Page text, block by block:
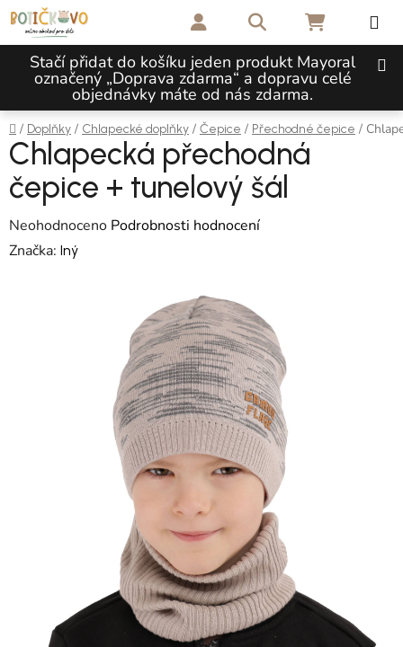
Přejít na obsah
Stačí přidat do košíku jeden produkt Mayoral
označený „Doprava zdarma“ a dopravu celé
objednávky máte od nás zdarma.
Hledat NÁKUPNÍ
Domů
/ Doplňky / Chlapecké doplňky / Čepice / Přechodné čepice /
Chlapecká přechodná
čepice + tunelový šál
Průměrné hodnocení produktu je 0,0 z 5 hvězdiček.
Neohodnoceno Podrobnosti hodnocení
Značka: Iný